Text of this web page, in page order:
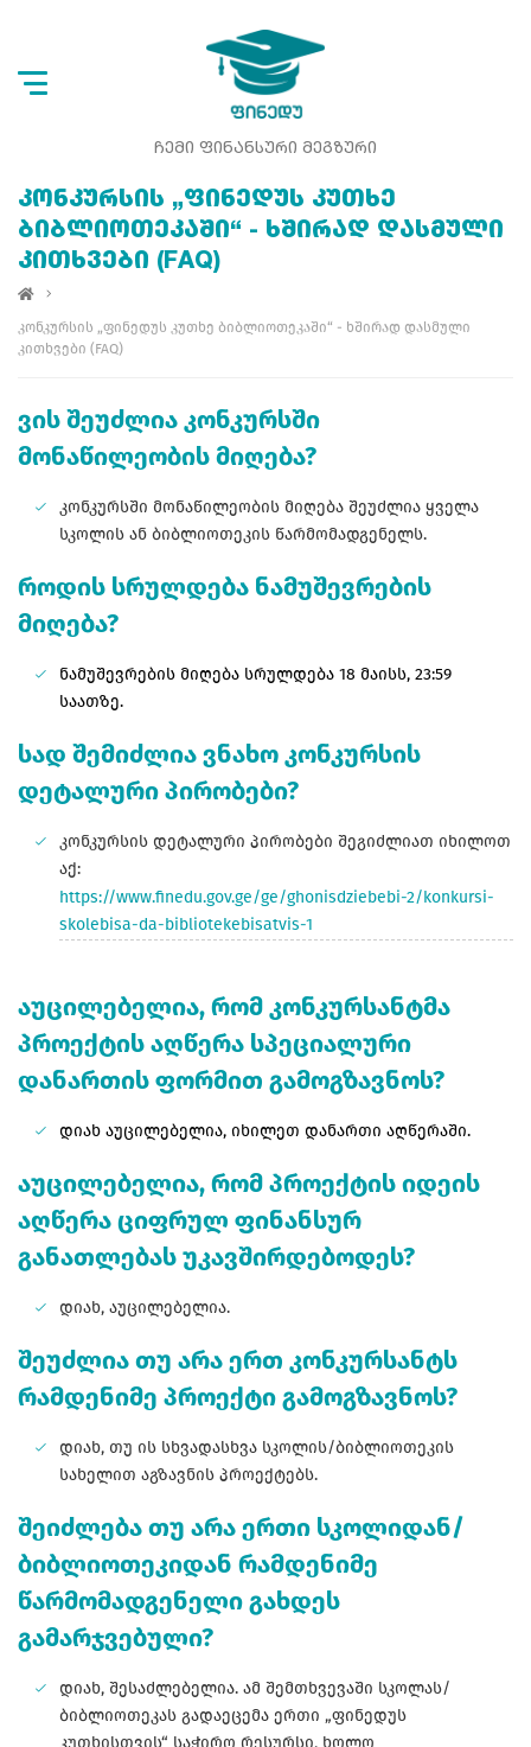
ᲩᲔᲛᲘ ᲤᲘᲜᲐᲜᲡᲣᲠᲘ ᲛᲔᲒᲖᲣᲠᲘ
ᲙᲝᲜᲙᲣᲠᲡᲘᲡ „ᲤᲘᲜᲔᲓᲣᲡ ᲙᲣᲗᲮᲔ
ᲑᲘᲑᲚᲘᲝᲗᲔᲙᲐᲨᲘ“ - ᲮᲨᲘᲠᲐᲓ ᲓᲐᲡᲛᲣᲚᲘ
ᲙᲘᲗᲮᲕᲔᲑᲘ (FAQ)
კონკურსის „ფინედუს კუთხე ბიბლიოთეკაში“ - ხშირად დასმული
კითხვები (FAQ)
ვის შეუძლია კონკურსში
მონაწილეობის მიღება?
კონკურსში მონაწილეობის მიღება შეუძლია ყველა
სკოლის ან ბიბლიოთეკის წარმომადგენელს.
როდის სრულდება ნამუშევრების
მიღება?
ნამუშევრების მიღება სრულდება 18 მაისს, 23:59
საათზე.
სად შემიძლია ვნახო კონკურსის
დეტალური პირობები?
კონკურსის დეტალური პირობები შეგიძლიათ იხილოთ
აქ:
https://www.finedu.gov.ge/ge/ghonisdziebebi-2/konkursi-
skolebisa-da-bibliotekebisatvis-1
აუცილებელია, რომ კონკურსანტმა
პროექტის აღწერა სპეციალური
დანართის ფორმით გამოგზავნოს?
დიახ აუცილებელია, იხილეთ დანართი აღწერაში.
აუცილებელია, რომ პროექტის იდეის
აღწერა ციფრულ ფინანსურ
განათლებას უკავშირდებოდეს?
დიახ, აუცილებელია.
შეუძლია თუ არა ერთ კონკურსანტს
რამდენიმე პროექტი გამოგზავნოს?
დიახ, თუ ის სხვადასხვა სკოლის/ბიბლიოთეკის
სახელით აგზავნის პროექტებს.
შეიძლება თუ არა ერთი სკოლიდან/
ბიბლიოთეკიდან რამდენიმე
წარმომადგენელი გახდეს
გამარჯვებული?
დიახ, შესაძლებელია. ამ შემთხვევაში სკოლას/
ბიბლიოთეკას გადაეცემა ერთი „ფინედუს
კუთხისთვის“ საჭირო რესურსი, ხოლო